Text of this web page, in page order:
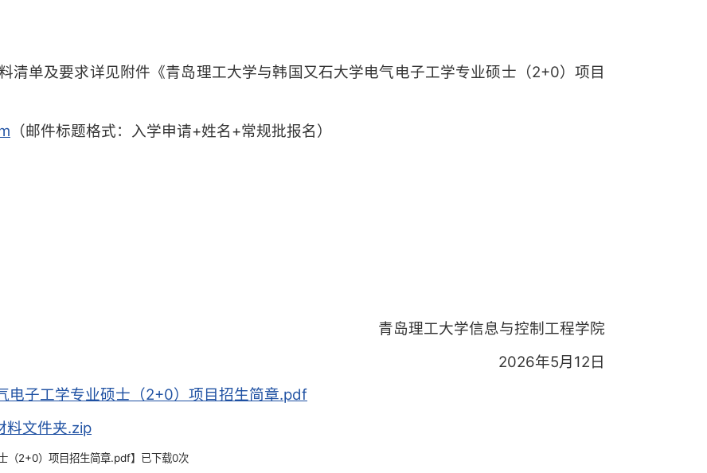
单及要求详见附件《青岛理工大学与韩国又石大学电气电子工学专业硕士（2+0）项目
（邮件标题格式：入学申请+姓名+常规批报名）
青岛理工大学信息与控制工程学院
2026年5月12日
电子工学专业硕士（2+0）项目招生简章.pdf
料文件夹.zip
（2+0）项目招生简章.pdf】已下载0次